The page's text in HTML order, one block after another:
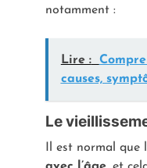
notamment :
Lire :
causes,
Le
Il est normal que